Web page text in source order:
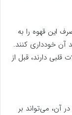
این قهوه را به
آن خودداری کنند.
دارند، قبل از
آن، می‌تواند بر